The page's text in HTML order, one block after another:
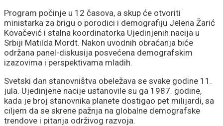
Program počinje u 12 časova, a skup će otvoriti
ministarka za brigu o porodici i demografiju Jelena Žarić
Kovačević i stalna koordinatorka Ujedinjenih nacija u
Srbiji Matilda Mordt. Nakon uvodnih obraćanja biće
održana panel-diskusija posvećena demografskim
izazovima i perspektivama mladih.
Svetski dan stanovništva obeležava se svake godine 11.
jula. Ujedinjene nacije ustanovile su ga 1987. godine,
kada je broj stanovnika planete dostigao pet milijardi, sa
ciljem da se skrene pažnja na globalne demografske
trendove i pitanja održivog razvoja.